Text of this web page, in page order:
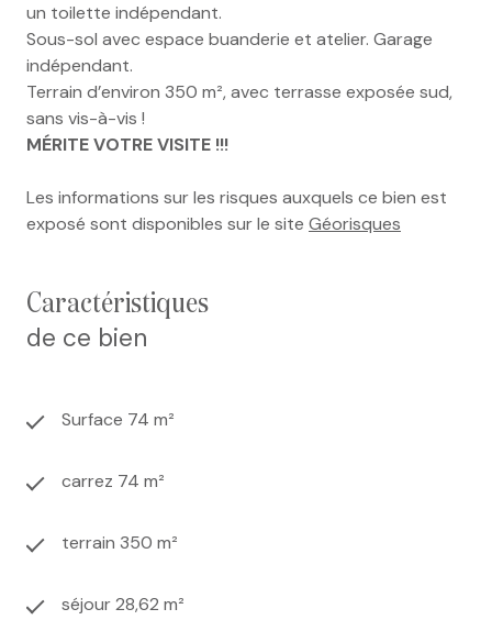
un toilette indépendant.
Sous-sol avec espace buanderie et atelier. Garage
indépendant.
Terrain d’environ 350 m², avec terrasse exposée sud,
sans vis-à-vis !
MÉRITE VOTRE VISITE !!!
Les informations sur les risques auxquels ce bien est
exposé sont disponibles sur le site Géorisques
caractéristiques
de ce bien
Surface 74 m²
carrez 74 m²
terrain 350 m²
séjour 28,62 m²